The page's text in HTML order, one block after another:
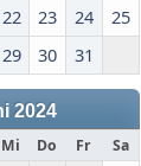
22 23 24
25
29 30 31
2024
Mi Do Fr Sa